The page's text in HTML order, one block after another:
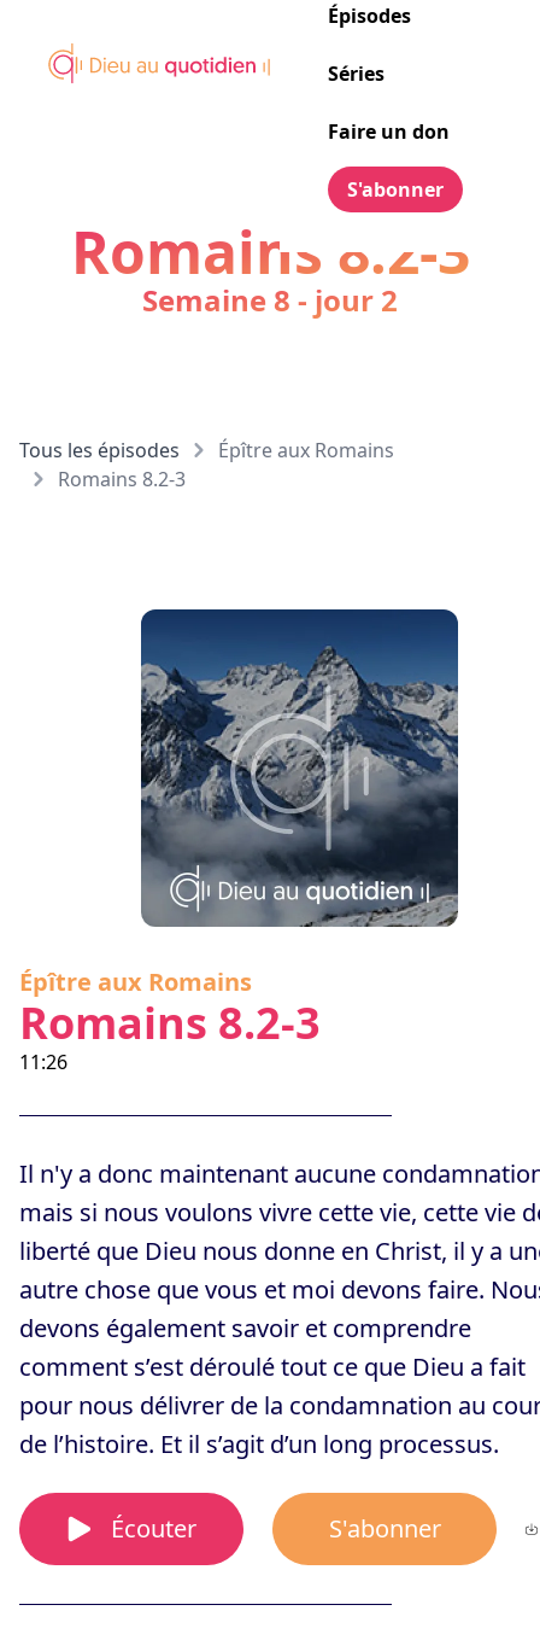
Épisodes
Séries
Faire un don
S'abonner
Romains 8.2-3
Semaine 8 - jour 2
Tous les épisodes
Épître aux Romains
Romains 8.2-3
Épître aux Romains
Romains 8.2-3
11:26
Il n'y a donc maintenant aucune
mais si nous voulons vivre cette vie, cette vie
liberté que Dieu nous donne en Christ, il y a
autre chose que vous et moi devons faire.
devons également savoir et comprendre
comment s’est déroulé tout ce que Dieu a fait
pour nous délivrer de la condamnation au
de l’histoire. Et il s’agit d’un long processus.
Écouter S'abonner